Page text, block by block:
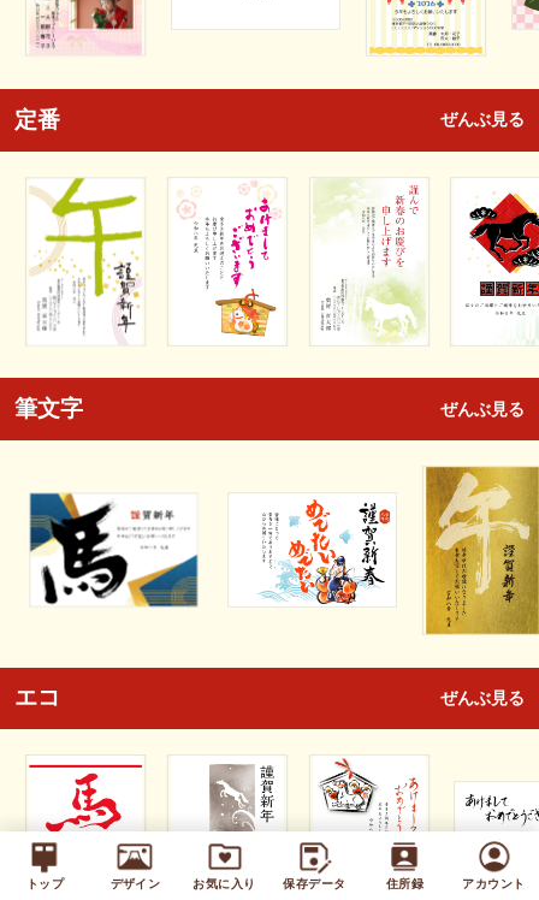
トップ デザイン お気に入り 保存データ 住所録 アカウント
定番 ぜんぶ見る
筆文字 ぜんぶ見る
エコ ぜんぶ見る